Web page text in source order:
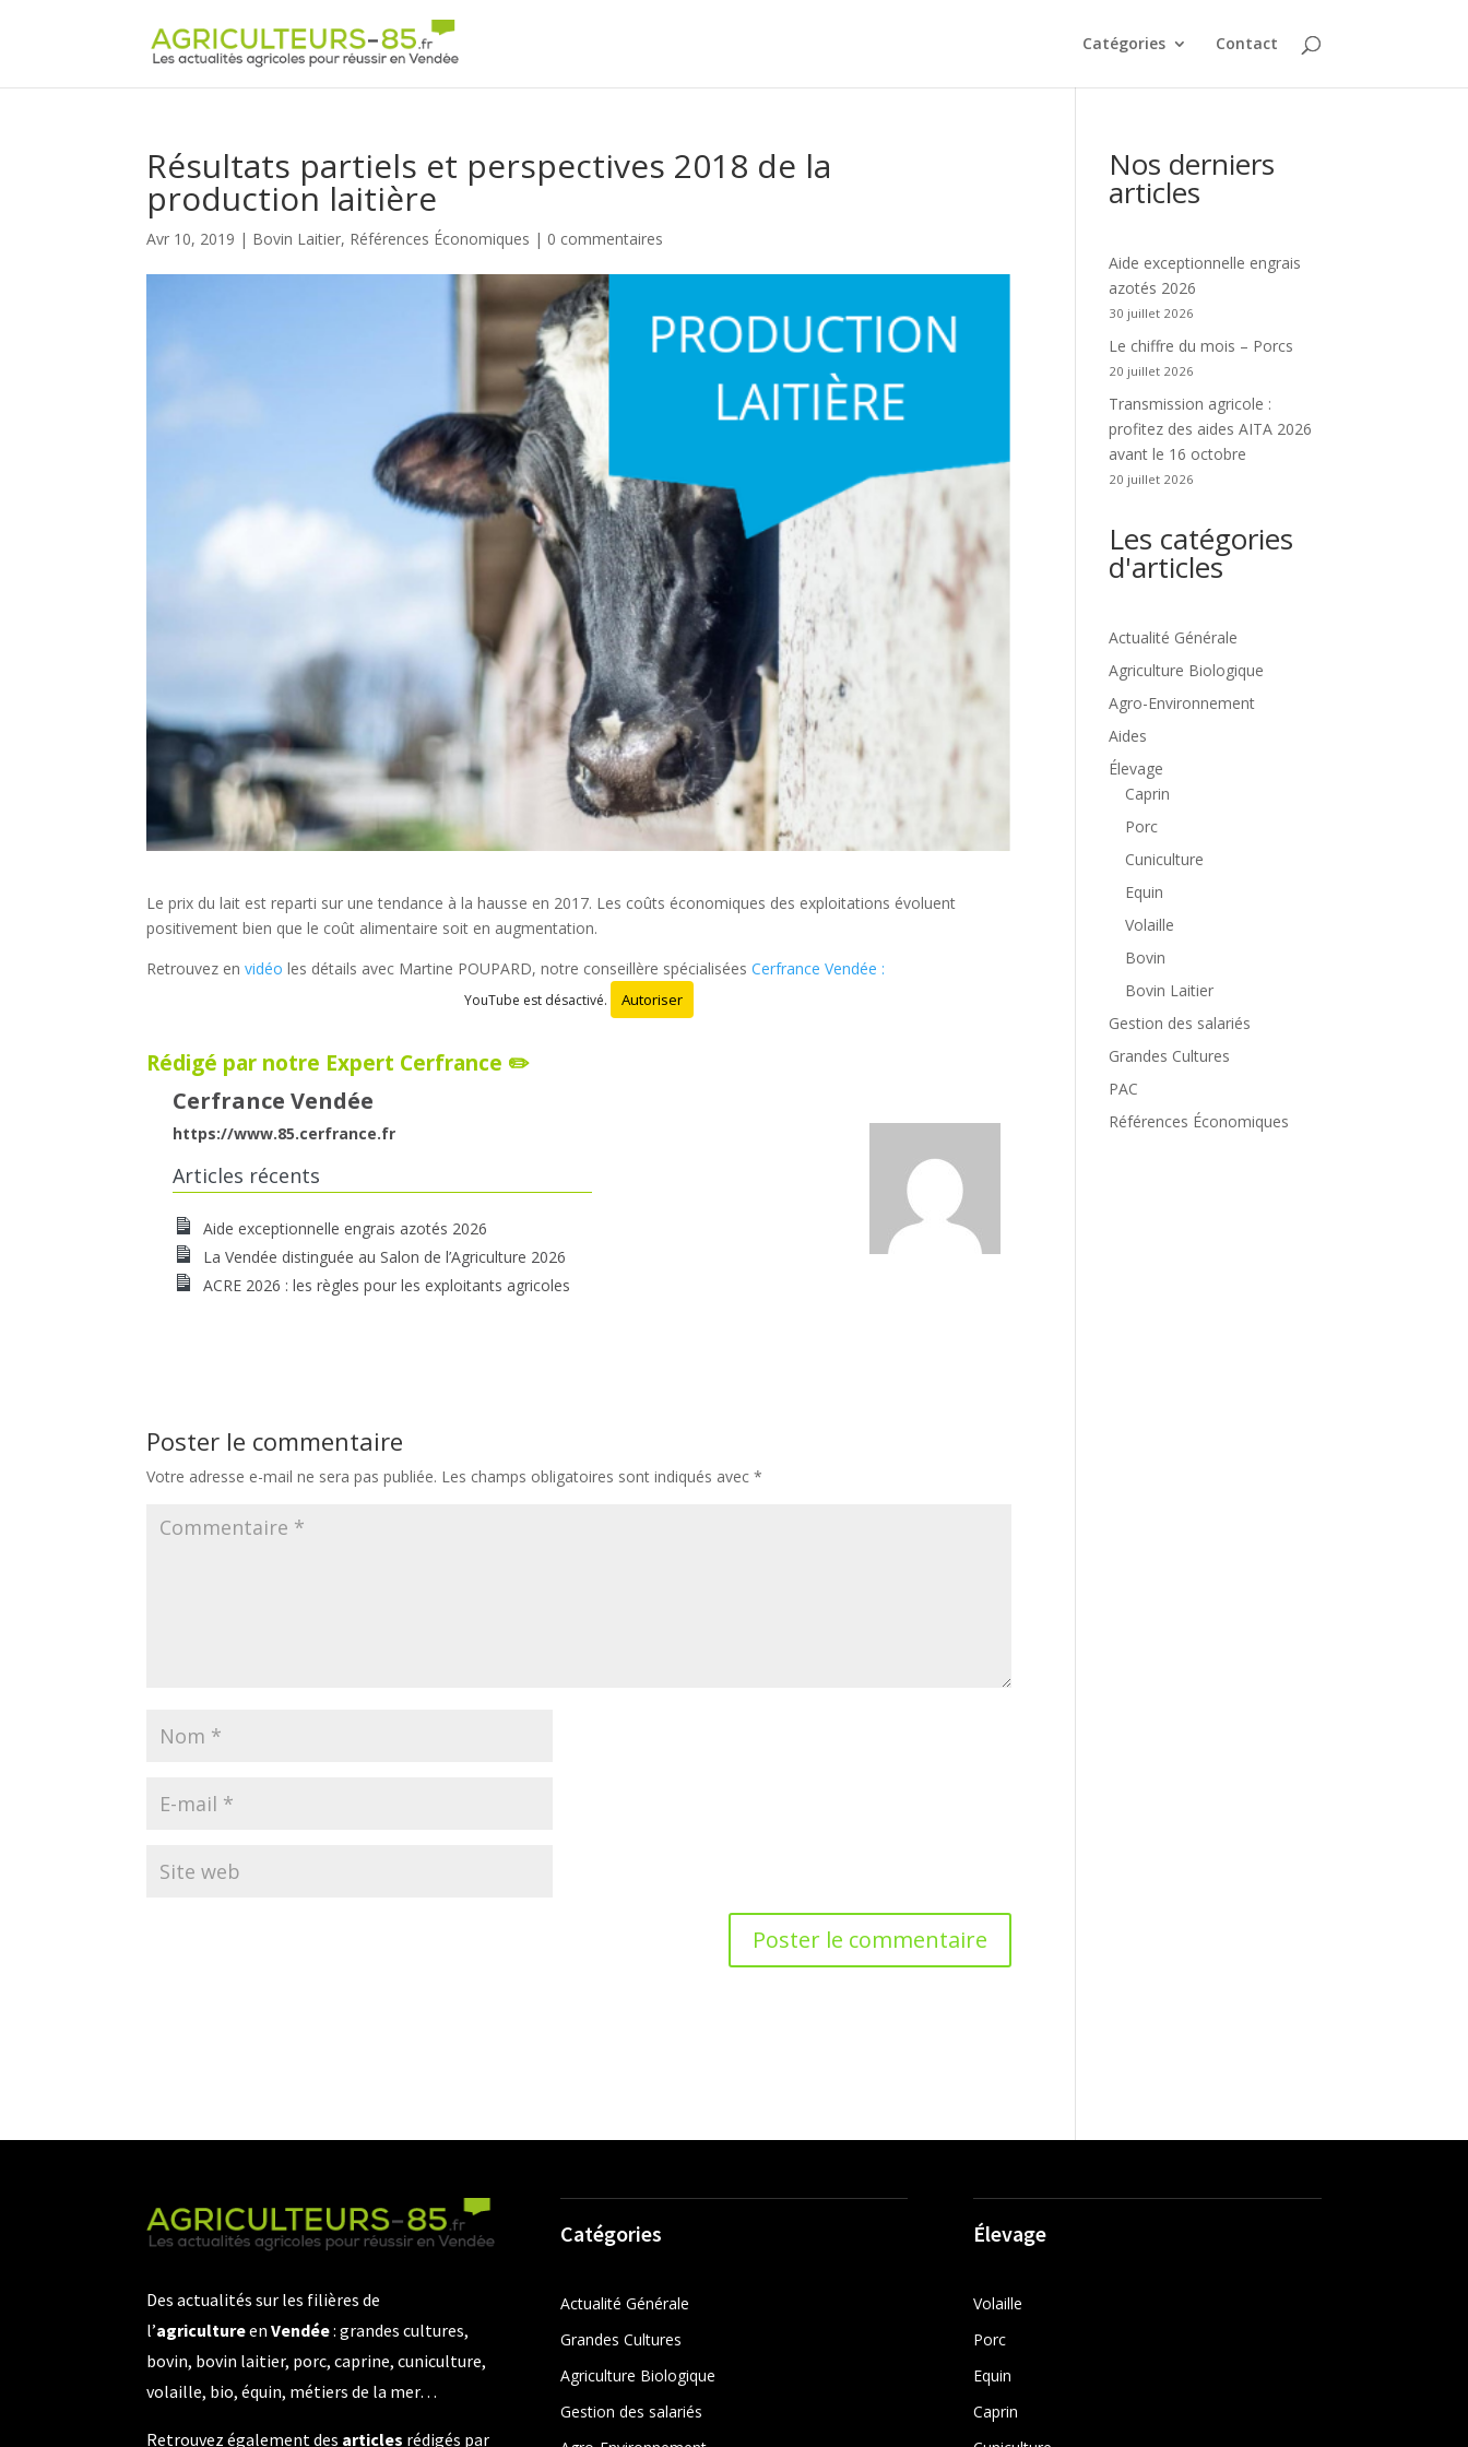
Catégories Contact
Résultats partiels et perspectives 2018 de la
production laitière
Avr 10, 2019 | Bovin Laitier, Références Économiques | 0 commentaires
Le prix du lait est reparti sur une tendance à la hausse en 2017. Les coûts économiques des exploitations évoluent
positivement bien que le coût alimentaire soit en augmentation.
Retrouvez envidéo les détails avec Martine POUPARD, notre conseillère spécialiséesCerfrance Vendée :
YouTube est désactivé. Autoriser
Rédigé par notre Expert Cerfrance ✏️
Cerfrance Vendée
https://www.85.cerfrance.fr
Articles récents
Aide exceptionnelle engrais azotés 2026
La Vendée distinguée au Salon de l’Agriculture 2026
ACRE 2026 : les règles pour les exploitants agricoles
Poster le commentaire
Votre adresse e-mail ne sera pas publiée. Les champs obligatoires sont indiqués avec*
Nos derniers
articles
Aide exceptionnelle engrais
azotés 2026
30 juillet 2026
Le chiffre du mois – Porcs
20 juillet 2026
Transmission agricole :
profitez des aides AITA 2026
avant le 16 octobre
20 juillet 2026
Les catégories
d'articles
Actualité Générale
Agriculture Biologique
Agro-Environnement
Aides
Élevage
Caprin
Porc
Cuniculture
Equin
Volaille
Bovin
Bovin Laitier
Gestion des salariés
Grandes Cultures
PAC
Références Économiques
Des actualités sur les filières de
l’agricultureenVendée: grandes cultures,
bovin, bovin laitier, porc, caprine, cuniculture,
volaille, bio, équin, métiers de la mer…
Retrouvez également des articles rédigés par
Catégories
Actualité Générale
Grandes Cultures
Agriculture Biologique
Gestion des salariés
Élevage
Volaille
Porc
Equin
Caprin